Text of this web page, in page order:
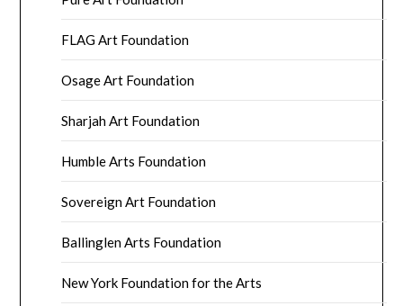
FLAG Art Foundation
Osage Art Foundation
Sharjah Art Foundation
Humble Arts Foundation
Sovereign Art Foundation
Ballinglen Arts Foundation
New York Foundation for the Arts